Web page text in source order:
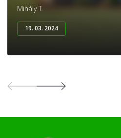
Mihály T.
19. 03. 2024